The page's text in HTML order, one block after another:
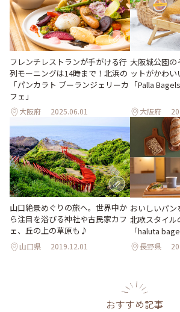
フレンチレストランが手がける行
列モーニングは14時まで！北浜の
「パンカラト ブーランジェリーカ
フェ」
大阪府 2025.06.01
大阪城公園の
ットがかわ
「Palla Bagels
大阪府
山口絶景めぐりの旅へ。世界中か
ら注目を浴びる神社や古民家カフ
ェ、丘の上の草原も♪
山口県 2019.12.01
おいしいパ
北欧スタイル
「haluta
長野県
おすすめ記事